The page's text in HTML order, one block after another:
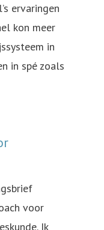
ervaringen
kon meer
in
in spé zoals
voor
Ik